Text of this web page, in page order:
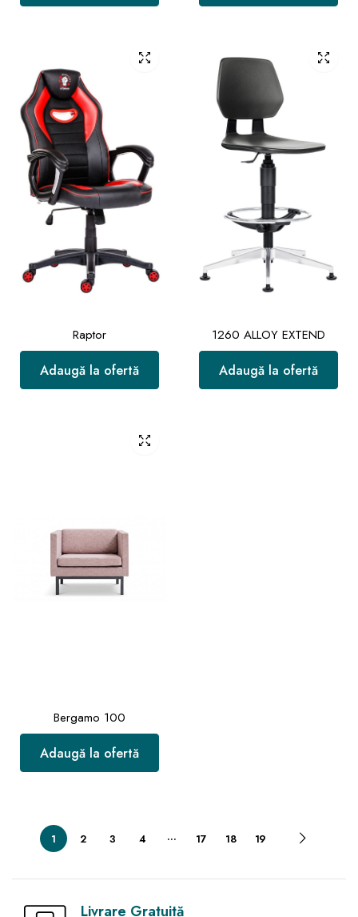
Raptor
Adaugă la ofertă
1260 ALLOY EXTEND
Adaugă la ofertă
Bergamo 100
Adaugă la ofertă
1 2 3 4 … 17 18 19
Livrare Gratuită